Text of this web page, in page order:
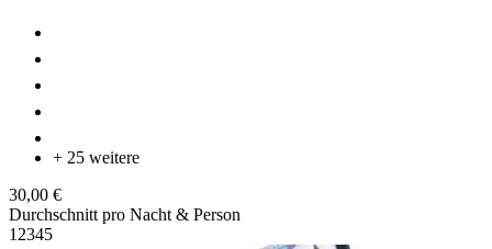
+ 25 weitere
30,00 €
Durchschnitt pro Nacht & Person
1 2345